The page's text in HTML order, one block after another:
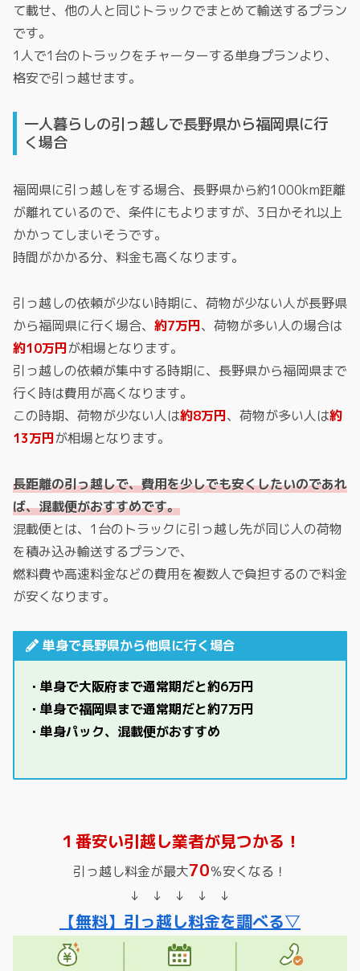
て載せ、他の人と同じトラックでまとめて輸送するプラン
です。
1人で1台のトラックをチャーターする単身プランより、
格安で引っ越せます。
一人暮らしの引っ越しで長野県から福岡県に行
く場合
福岡県に引っ越しをする場合、長野県から約1000km距離
が離れているので、条件にもよりますが、3日かそれ以上
かかってしまいそうです。
時間がかかる分、料金も高くなります。
引っ越しの依頼が少ない時期に、荷物が少ない人が長野県
から福岡県に行く場合、 約7万円、荷物が多い人の場合は
約10万円が相場となります。
引っ越しの依頼が集中する時期に、長野県から福岡県まで
行く時は費用が高くなります。
この時期、荷物が少ない人は約8万円、荷物が多い人は約
13万円が相場となります。
長距離の引っ越しで、費用を少しでも安くしたいのであれ
ば、混載便がおすすめです。
混載便とは、1台のトラックに引っ越し先が同じ人の荷物
を積み込み輸送するプランで、
燃料費や高速料金などの費用を複数人で負担するので料金
が安くなります。
単身で長野県から他県に行く場合
・単身で大阪府まで通常期だと約6万円
・単身で福岡県まで通常期だと約7万円
・単身パック、混載便がおすすめ
１番安い引越し業者が見つかる！
引っ越し料金が最大70％安くなる！
↓ ↓ ↓ ↓ ↓
【無料】引っ越し料金を調べる▽